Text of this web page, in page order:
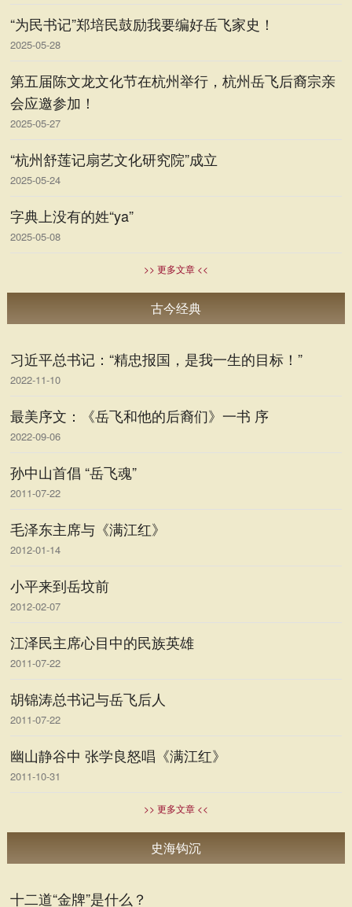
“为民书记”郑培民鼓励我要编好岳飞家史！
2025-05-28
第五届陈文龙文化节在杭州举行，杭州岳飞后裔宗亲
会应邀参加！
2025-05-27
“杭州舒莲记扇艺文化研究院”成立
2025-05-24
字典上没有的姓“ya”
2025-05-08
>> 更多文章 <<
古今经典
习近平总书记：“精忠报国，是我一生的目标！”
2022-11-10
最美序文：《岳飞和他的后裔们》一书 序
2022-09-06
孙中山首倡 “岳飞魂”
2011-07-22
毛泽东主席与《满江红》
2012-01-14
小平来到岳坟前
2012-02-07
江泽民主席心目中的民族英雄
2011-07-22
胡锦涛总书记与岳飞后人
2011-07-22
幽山静谷中 张学良怒唱《满江红》
2011-10-31
>> 更多文章 <<
史海钩沉
十二道“金牌”是什么？